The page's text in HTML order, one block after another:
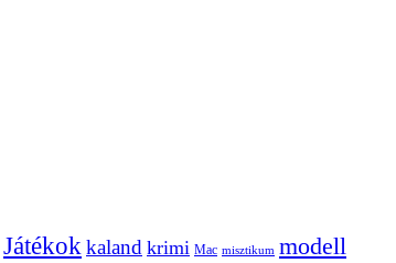
Játékok kaland krimi Mac misztikum modell